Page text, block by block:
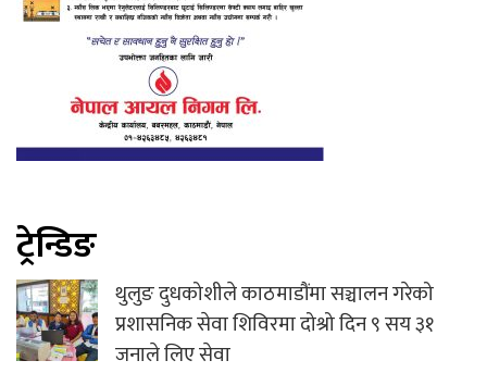
ट्रेन्डिङ
थुलुङ दुधकोशीले काठमाडौंमा सञ्चालन गरेको
प्रशासनिक सेवा शिविरमा दोश्रो दिन ९ सय ३१
जनाले लिए सेवा